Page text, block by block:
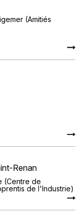
(Amitiés
Renan
(Centre de
de l'Industrie)